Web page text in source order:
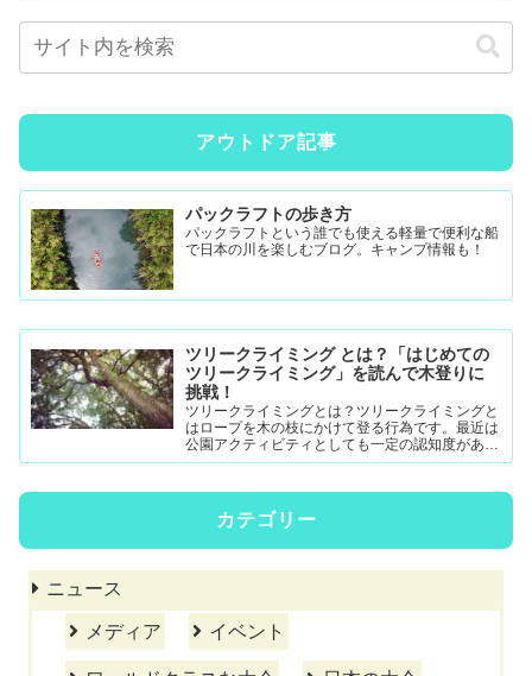
アウトドア記事
パックラフトの歩き方
パックラフトという誰でも使える軽量で便利な船
で日本の川を楽しむブログ。キャンプ情報も！
ツリークライミング とは？「はじめての
ツリークライミング」を読んで木登りに
挑戦！
ツリークライミングとは？ツリークライミングと
はロープを木の枝にかけて登る行為です。最近は
公園アクティビティとしても一定の認知度がある
模様。DRTダブルドロープテクニック(MRS-ム...
カテゴリー
ニュース
メディア イベント